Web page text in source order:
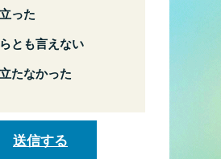
った
とも言えない
たなかった